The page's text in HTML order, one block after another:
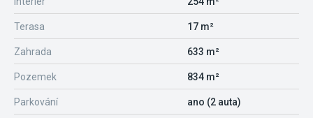
Terasa 17 m²
Zahrada 633 m²
Pozemek 834 m²
Parkování ano (2 auta)